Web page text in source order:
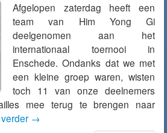
Afgelopen zaterdag heeft een
team van Him Yong Gi
deelgenomen aan het
internationaal toernooi in
Enschede. Ondanks dat we met
een kleine groep waren, wisten
toch 11 van onze deelnemers
mee terug te brengen naar
→